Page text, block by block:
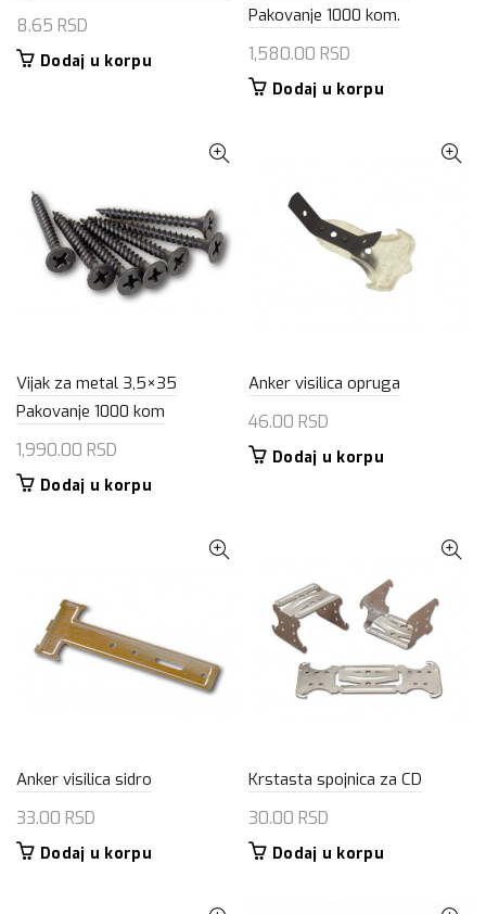
8.65 RSD
Dodaj u korpu
Pakovanje 1000 kom.
1,580.00 RSD
Dodaj u korpu
Vijak za metal 3,5×35
Pakovanje 1000 kom
1,990.00 RSD
Dodaj u korpu
Anker visilica opruga
46.00 RSD
Dodaj u korpu
Anker visilica sidro
33.00 RSD
Dodaj u korpu
Krstasta spojnica za CD
30.00 RSD
Dodaj u korpu